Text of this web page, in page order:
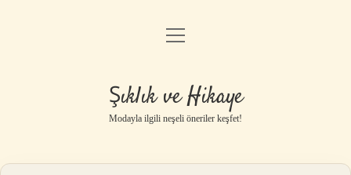
Gizlilik Politikası
Yasal Uyarı
menüyü
Şıklık ve Hikaye
Modayla ilgili neşeli öneriler keşfet!